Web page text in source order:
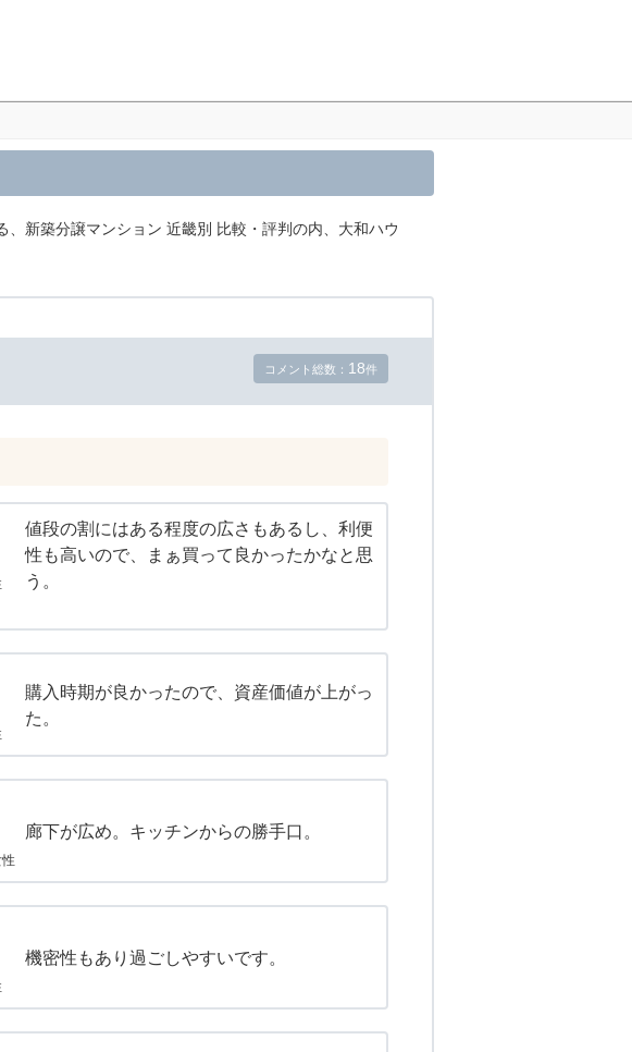
、新築分譲マンション 近畿別 比較・評判の内、大和ハウ
コメント総数： 18件
値段の割にはある程度の広さもあるし、利便
性も高いので、まぁ買って良かったかなと思
う。
購入時期が良かったので、資産価値が上がっ
た。
廊下が広め。キッチンからの勝手口。
機密性もあり過ごしやすいです。